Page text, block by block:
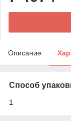
Описание
Способ
1